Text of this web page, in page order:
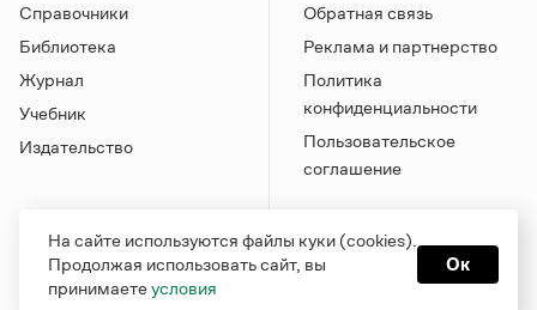
Справочники
Библиотека
Журнал
Учебник
Издательство
Обратная связь
Реклама и партнерство
Политика
конфиденциальности
Пользовательское
соглашение
На сайте используются файлы куки (cookies).
Продолжая использовать сайт, вы
принимаетеусловия
Ок